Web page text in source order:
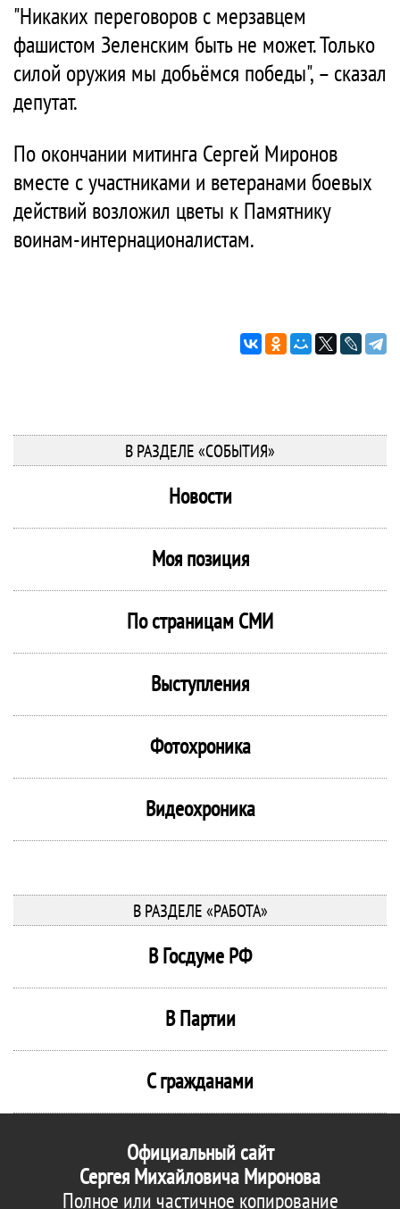
"Никаких переговоров с мерзавцем
фашистом Зеленским быть не может. Только
силой оружия мы добьёмся победы", – сказал
депутат.
По окончании митинга Сергей Миронов
вместе с участниками и ветеранами боевых
действий возложил цветы к Памятнику
воинам-интернационалистам.
В РАЗДЕЛЕ «СОБЫТИЯ»
Новости
Моя позиция
По страницам СМИ
Выступления
Фотохроника
Видеохроника
В РАЗДЕЛЕ «РАБОТА»
В Госдуме РФ
В Партии
С гражданами
Официальный сайт
Сергея Михайловича Миронова
Полное или частичное копирование